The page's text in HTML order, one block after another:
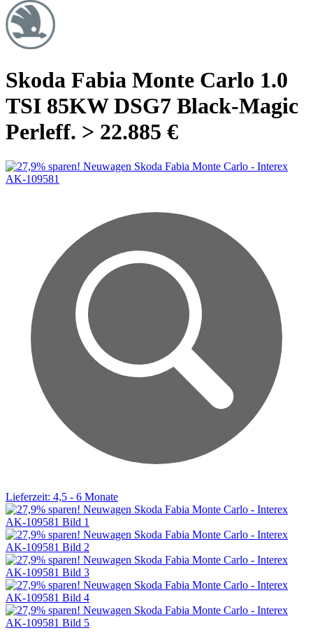
Skoda Fabia Monte Carlo 1.0
TSI 85KW DSG7 Black-Magic
Perleff. > 22.885 €
Lieferzeit: 4,5 - 6 Monate